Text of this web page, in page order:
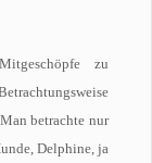
zu
betrachte nur
Delphine, ja